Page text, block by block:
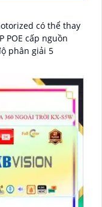
có thể thay
POE cấp nguồn
có độ phân giải 5